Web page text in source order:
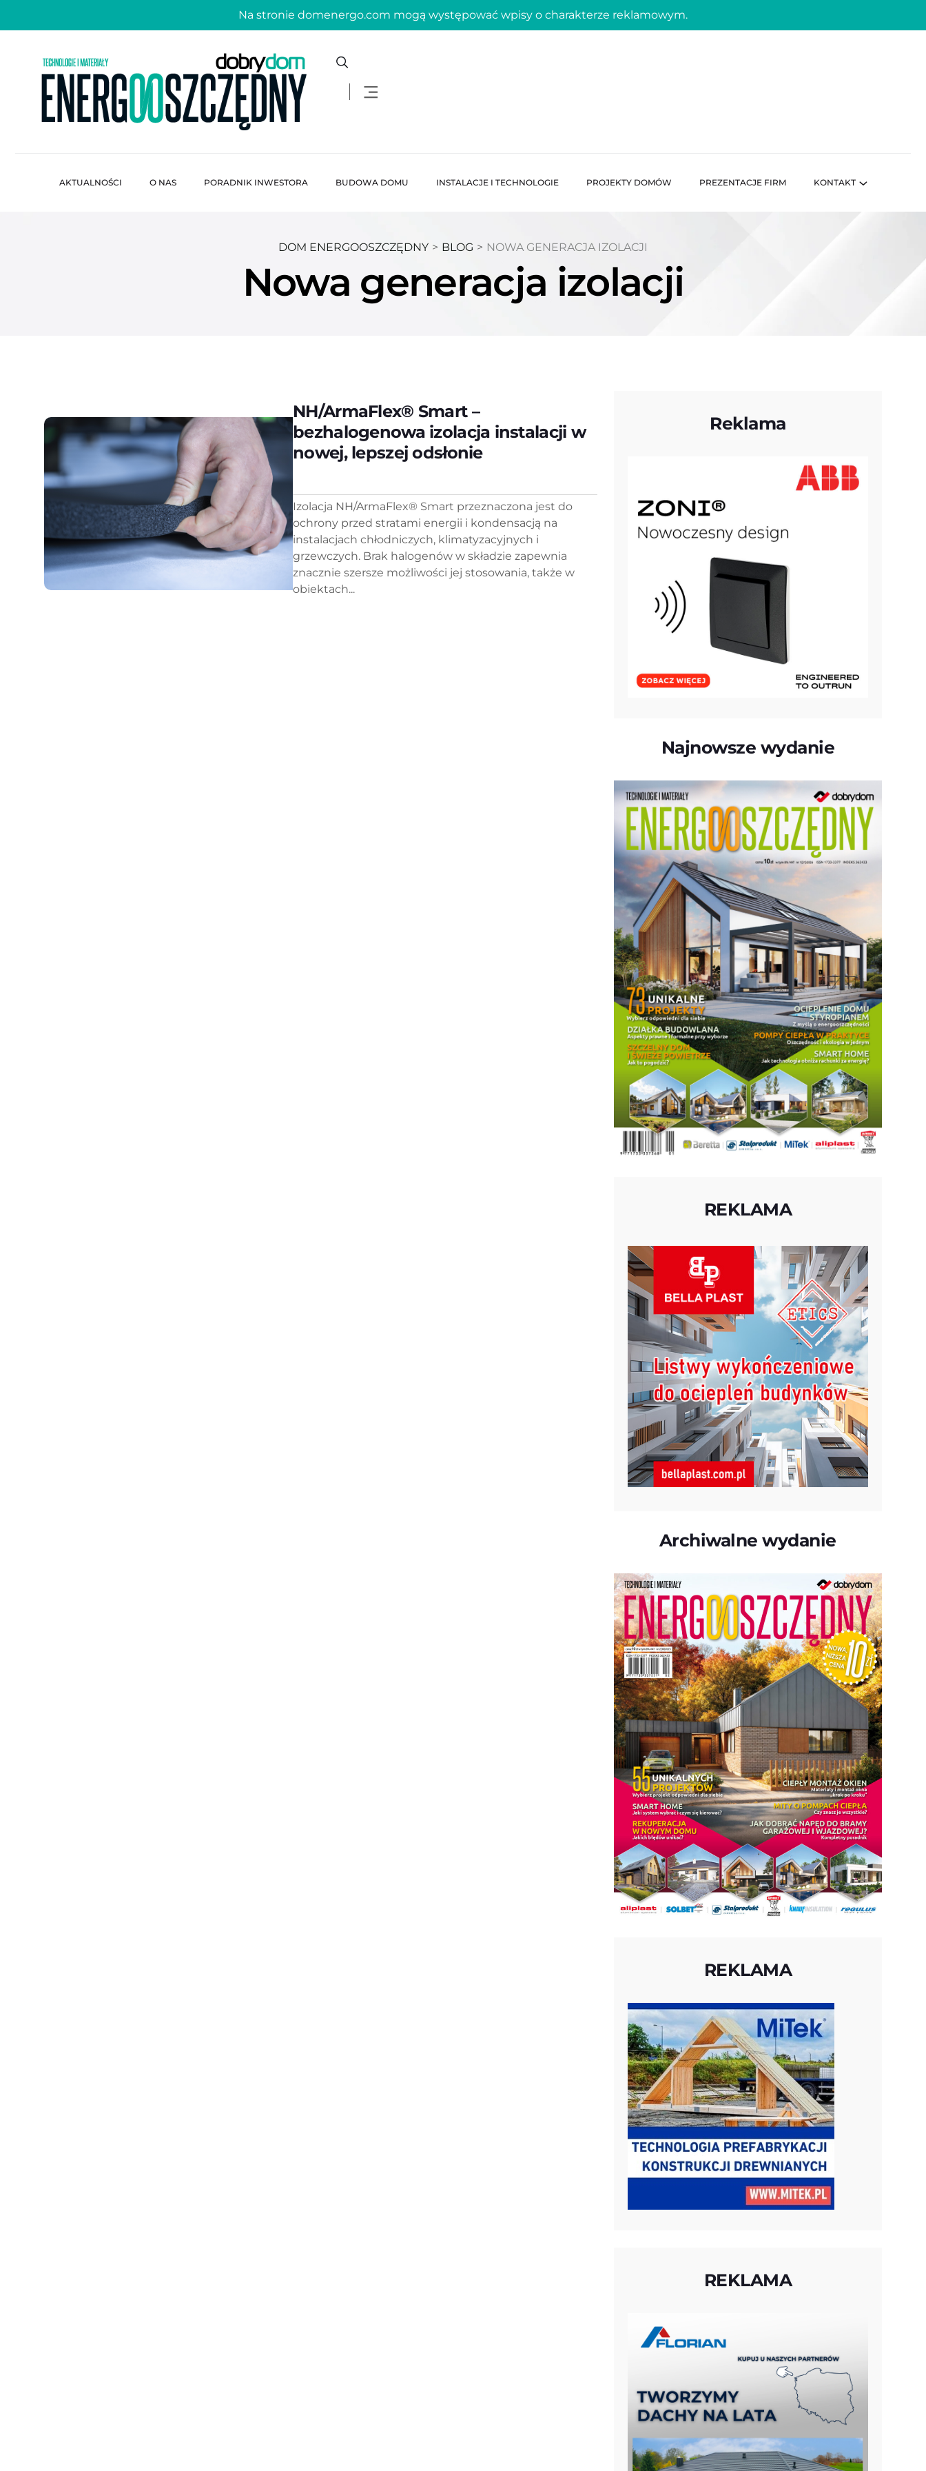
Na stronie domenergo.com mogą występować wpisy o charakterze reklamowym.
AKTUALNOŚCI O NAS PORADNIK INWESTORA BUDOWA DOMU INSTALACJE I TECHNOLOGIE PROJEKTY DOMÓW PREZENTACJE FIRM KONTAKT
DOM ENERGOOSZCZĘDNY > BLOG > NOWA GENERACJA IZOLACJI
Nowa generacja izolacji
NH/ArmaFlex® Smart –
bezhalogenowa izolacja instalacji w
nowej, lepszej odsłonie
Izolacja NH/ArmaFlex® Smart przeznaczona jest do
ochrony przed stratami energii i kondensacją na
instalacjach chłodniczych, klimatyzacyjnych i
grzewczych. Brak halogenów w składzie zapewnia
znacznie szersze możliwości jej stosowania, także w
obiektach...
Reklama
Najnowsze wydanie
REKLAMA
Archiwalne wydanie
REKLAMA
REKLAMA